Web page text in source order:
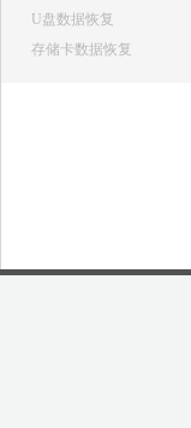
U盘数据恢复
存储卡数据恢复